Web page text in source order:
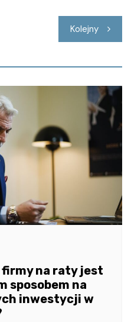
Kolejny
firmy na raty jest
sposobem na
inwestycji w